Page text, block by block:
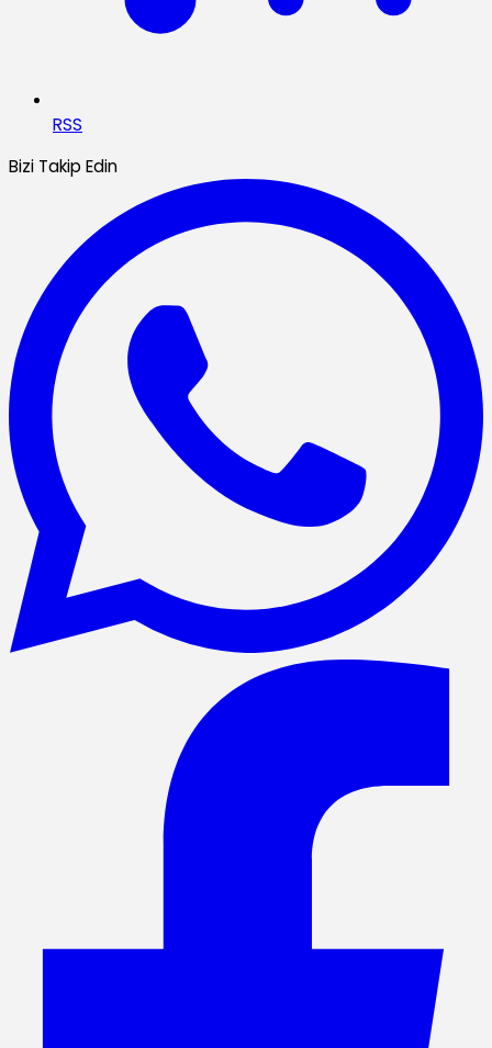
RSS
Bizi Takip Edin